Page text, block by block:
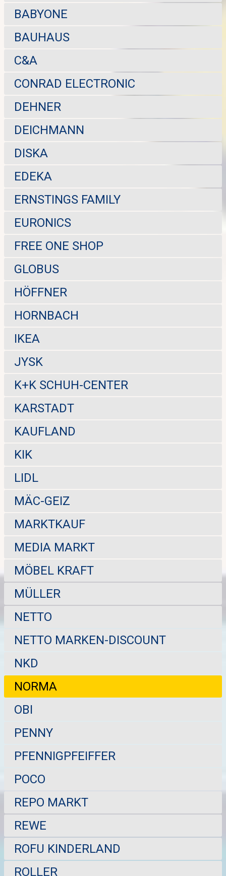
BABYONE
BAUHAUS
C&A
CONRAD ELECTRONIC
DEHNER
DEICHMANN
DISKA
EDEKA
ERNSTINGS FAMILY
EURONICS
FREE ONE SHOP
GLOBUS
HÖFFNER
HORNBACH
IKEA
JYSK
K+K SCHUH-CENTER
KARSTADT
KAUFLAND
KIK
LIDL
MÄC-GEIZ
MARKTKAUF
MEDIA MARKT
MÖBEL KRAFT
MÜLLER
NETTO
NETTO MARKEN-DISCOUNT
NKD
NORMA
OBI
PENNY
PFENNIGPFEIFFER
POCO
REPO MARKT
REWE
ROFU KINDERLAND
ROLLER